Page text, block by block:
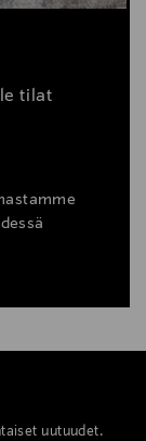
tilat
uutuudet.